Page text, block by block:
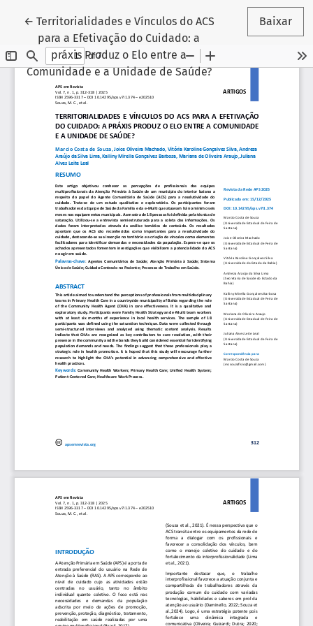
← Voltar aos Detalhes do Artigo
Territorialidades e Vínculos do ACS
para a Efetivação do Cuidado: a
práxis Produz o Elo entre a
Comunidade e a Unidade de Saúde?
Baixar